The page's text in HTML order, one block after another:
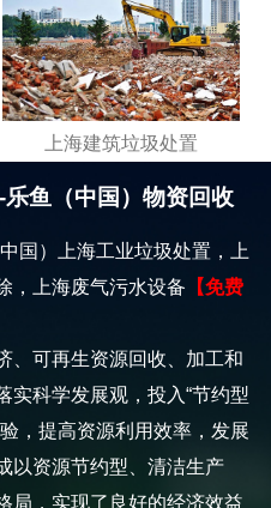
上海建筑垃圾处置
鱼（中国）物资回收
国）上海工业垃圾处置，上
，上海废气污水设备 【免费
、可再生资源回收、加工和
实科学发展观，投入“节约型
，提高资源利用效率，发展
以资源节约型、清洁生产
局，实现了良好的经济效益